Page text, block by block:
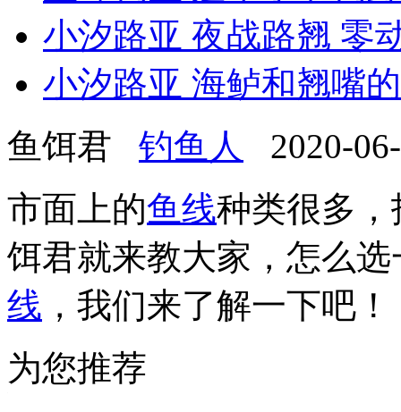
小汐路亚 夜战路翘 零
小汐路亚 海鲈和翘嘴
鱼饵君 钓鱼人
2020-
市面上的鱼线种类很多
饵君就来教大家，怎么
线 ，我们来了解一下吧！
为您推荐